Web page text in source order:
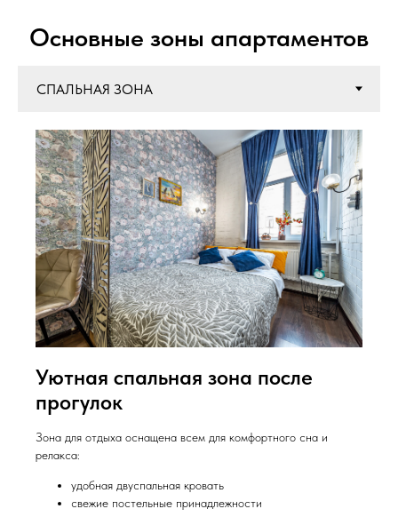
Основные зоны апартаментов
Уютная спальная зона после
прогулок
Зона для отдыха оснащена всем для комфортного сна и
релакса:
удобная двуспальная кровать
свежие постельные принадлежности